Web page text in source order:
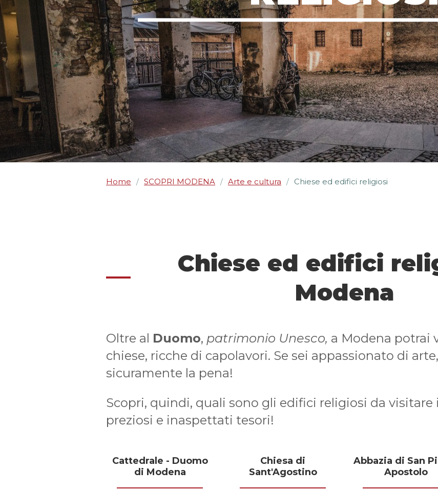
Home / SCOPRI MODENA / Arte e cultura / Chiese ed edifici religiosi
Chiese ed edifici
Modena
Oltre al Duomo, patrimonio Unesco, a Modena potrai
chiese, ricche di capolavori. Se sei appassionato di
sicuramente la pena!
Scopri, quindi, quali sono gli edifici religiosi da
preziosi e inaspettati tesori!
Cattedrale - Duomo
di Modena
Chiesa di
Sant'Agostino
Abbazia di San
Apostolo